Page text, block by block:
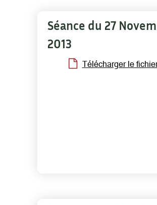
Séance du 27
2013
Télécharger le